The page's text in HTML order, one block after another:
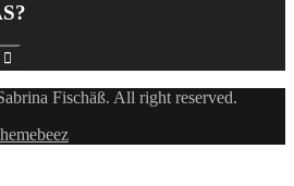
Fischäß. All right reserved.